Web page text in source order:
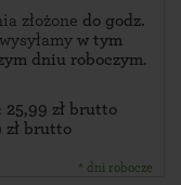
złożone do godz.
w tym
dniu roboczym.
25,99 zł brutto
zł brutto
* dni robocze